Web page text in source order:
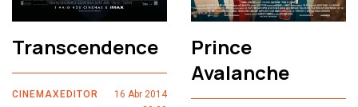
Transcendence
CINEMAXEDITOR
16 Abr 2014
Prince
Avalanche